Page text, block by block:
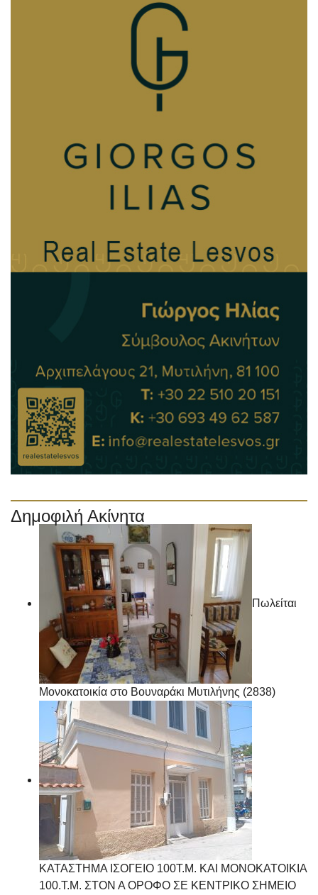
Δημοφιλή Ακίνητα
Πωλείται
Μονοκατοικία στο Βουναράκι Μυτιλήνης (2838)
ΚΑΤΑΣΤΗΜΑ ΙΣΟΓΕΙΟ 100Τ.Μ. ΚΑΙ ΜΟΝΟΚΑΤΟΙΚΙΑ
100.Τ.Μ. ΣΤΟΝ Α ΟΡΟΦΟ ΣΕ ΚΕΝΤΡΙΚΟ ΣΗΜΕΙΟ